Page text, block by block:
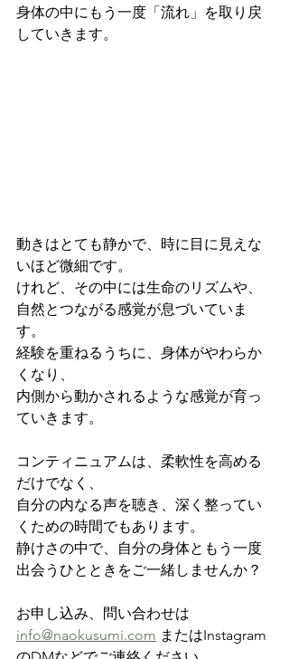
身体の中にもう一度「流れ」を取り戻
していきます。
動きはとても静かで、時に目に見えな
いほど微細です。
けれど、その中には生命のリズムや、
自然とつながる感覚が息づいていま
す。
経験を重ねるうちに、身体がやわらか
くなり、
内側から動かされるような感覚が育っ
ていきます。
コンティニュアムは、柔軟性を高める
だけでなく、
自分の内なる声を聴き、深く整ってい
くための時間でもあります。
静けさの中で、自分の身体ともう一度
出会うひとときをご一緒しませんか？
お申し込み、問い合わせは
info@naokusumi.com またはInstagram